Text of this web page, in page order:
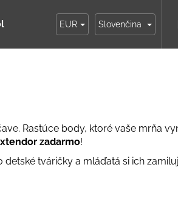
Dupeťačky Moja objednávka
EUR Slovenčina
Rastúce body, ktoré vaše mrňa
zadarmo!
tváričky a mláďatá si ich